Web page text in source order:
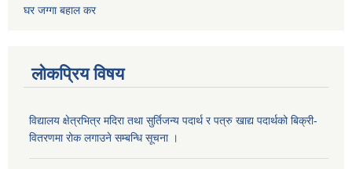
घर जग्गा बहाल कर
लोकप्रिय विषय
विद्यालय क्षेत्रभित्र मदिरा तथा सुर्तिजन्य पदार्थ र पत्रु खाद्य पदार्थको बिक्री-
वितरणमा रोक लगाउने सम्बन्धि सूचना ।